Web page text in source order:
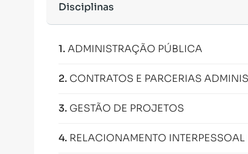
Disciplinas
1.ADMINISTRAÇÃO PÚBLICA
2. CONTRATOS E PARCERIAS
3. GESTÃO DE PROJETOS
4. RELACIONAMENTO